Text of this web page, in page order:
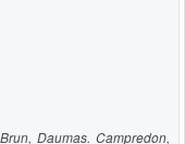
Daumas. Campredon,